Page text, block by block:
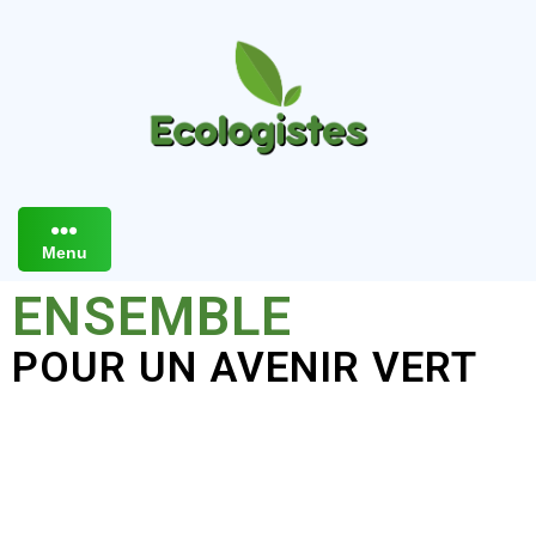
Menu
ENSEMBLE
POUR UN AVENIR VERT